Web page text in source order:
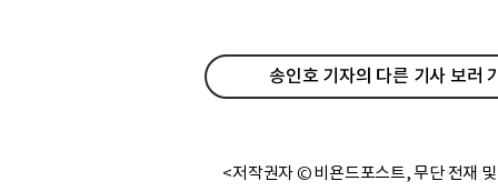
송인호 기자의 다른 기사 보러
<저작권자 © 비욘드포스트, 무단 전재